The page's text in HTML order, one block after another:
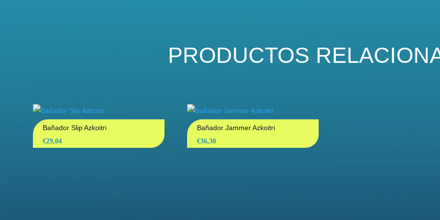
PRODUCTOS
Bañador Slip Azkoitri
€29,04
Bañador Jammer Azkoitri
€36,30